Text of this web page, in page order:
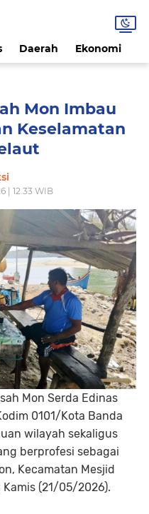
Daerah Ekonomi
Mon Imbau
Keselamatan
| 12.33 WIB
Mon Serda Edinas
0101/Kota Banda
wilayah sekaligus
berprofesi sebagai
Kecamatan Mesjid
Kamis (21/05/2026).